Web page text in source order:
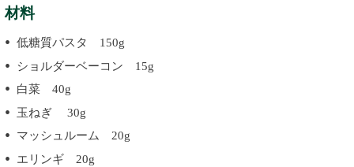
材料
低糖質パスタ 150g
ショルダーベーコン 15g
白菜 40g
玉ねぎ 30g
マッシュルーム 20g
エリンギ 20g